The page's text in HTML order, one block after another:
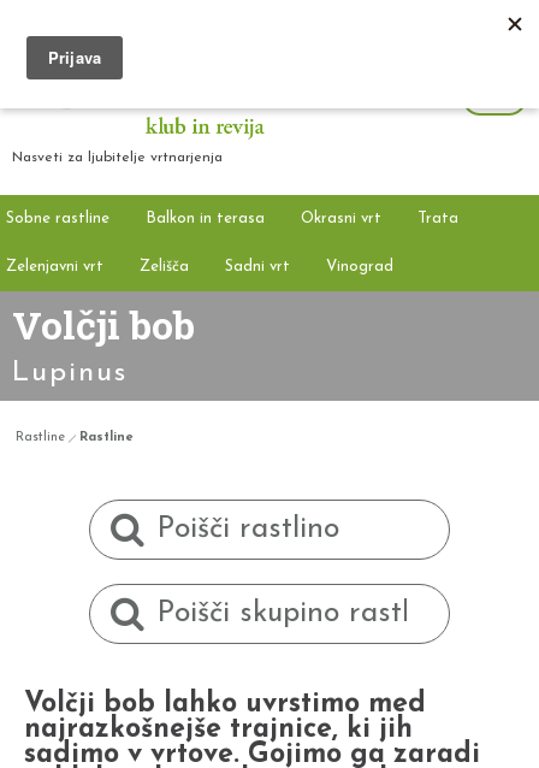
Nasveti za ljubitelje vrtnarjenja
Sobne rastline Balkon in terasa Okrasni vrt Trata
Zelenjavni vrt Zelišča Sadni vrt Vinograd
Volčji bob
Lupinus
Rastline Rastline
Volčji bob lahko uvrstimo med
najrazkošnejše trajnice, ki jih
sadimo v vrtove. Gojimo ga zaradi